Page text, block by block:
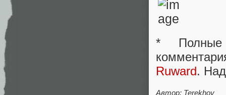
* Полные
Ruward.
Автор: Terekhov